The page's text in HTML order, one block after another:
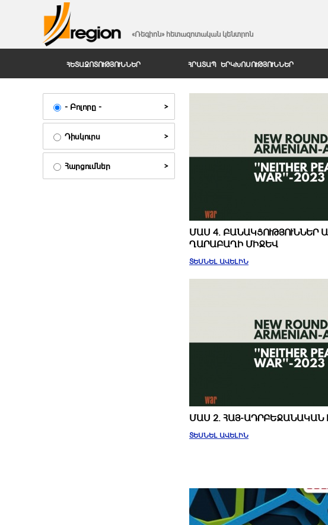
«Ռեգիոն» հետազոտական կենտրոն
ՀԵՏԱԶՈՏՈՒԹՅՈՒՆՆԵՐ ՀՐԱՏԱՊ ԵՐԿԽՈՍՈՒԹՅՈՒՆՆԵՐ
- Բոլորը -
Դիսկուրս
Հարցումներ
ՄԱՍ 4. ԲԱՆԱԿՑՈՒԹՅՈՒՆՆԵՐ
ՂԱՐԱԲԱՂԻ ՄԻՋԵՎ
ՏԵՍՆԵԼ ԱՎԵԼԻՆ
ՄԱՍ 2. ՀԱՅ-
ՏԵՍՆԵԼ ԱՎԵԼԻՆ